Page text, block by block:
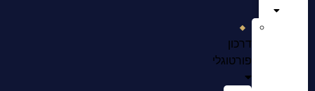
דרכון
פורטוגלי